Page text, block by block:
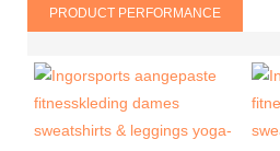
PRODUCT PERFORMANCE